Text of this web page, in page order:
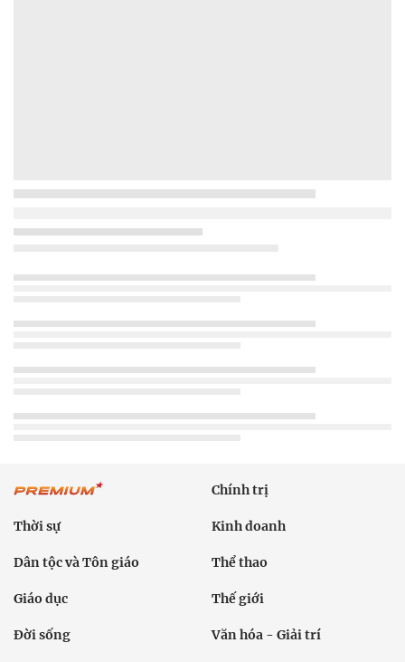
Chính trị
Thời sự Kinh doanh
Dân tộc và Tôn giáo Thể thao
Giáo dục Thế giới
Đời sống Văn hóa - Giải trí